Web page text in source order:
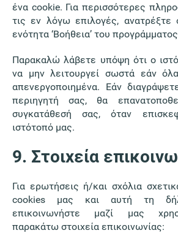
ένα cookie. Για περισσότερες
τις εν λόγω επιλογές, ανατρέξτε
ενότητα ‘Βοήθεια’ του
Παρακαλώ λάβετε υπόψη ότι ο
να μην λειτουργεί σωστά εάν
απενεργοποιημένα. Εάν
περιηγητή σας, θα
συγκατάθεσή σας, όταν
ιστότοπό μας.
9. Στοιχεία
Για ερωτήσεις ή/και σχόλια
cookies μας και αυτή τη
επικοινωνήστε μαζί μας
παρακάτω στοιχεία επικοινωνίας: